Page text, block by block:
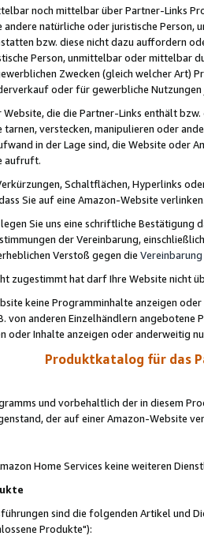
noch mittelbar über Partner-Links
natürliche oder juristische
bzw. diese nicht dazu auffordern
Person, unmittelbar oder mittelbar
Zwecken (gleich welcher Art)
oder für gewerbliche
Website, die die Partner-Links enthält
tarnen, verstecken, manipulieren oder
in der Lage sind, die Website oder
aufruft.
Schaltflächen, Hyperlinks
Sie auf eine Amazon-Website
Sie uns eine schriftliche
der Vereinbarung,
Verstoß gegen die Vereinbarung
zugestimmt hat darf Ihre Website nicht
keine Programminhalte anzeigen
von anderen Einzelhändlern
oder Inhalte anzeigen oder anderweitig
Produktkatalog für das
und vorbehaltlich der in diesem
der auf einer Amazon-Website
Home Services keine weiteren
sind die folgenden Artikel und
Produkte"):